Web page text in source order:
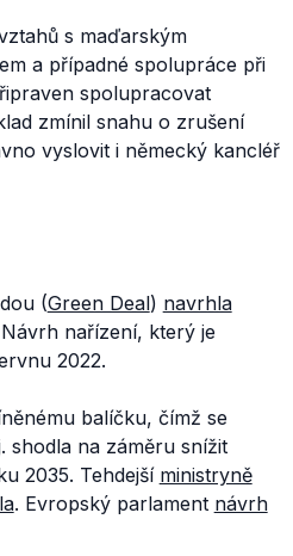
s maďarským
a případné spolupráce při
spolupracovat
zmínil snahu o zrušení
vyslovit i německý kancléř
(Green Deal) navrhla
nařízení, který je
2022.
balíčku, čímž se
shodla na záměru snížit
2035. Tehdejší ministryně
. Evropský parlament návrh